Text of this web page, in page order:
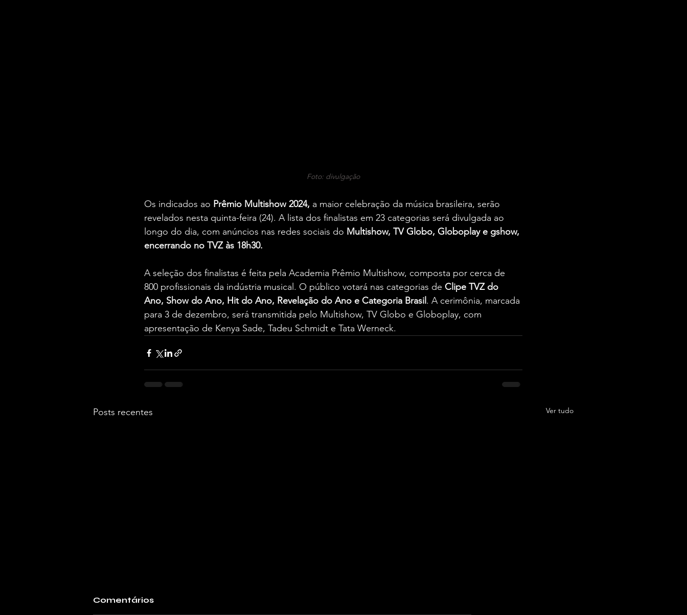
Foto: divulgação
Os indicados ao Prêmio Multishow 2024, a maior celebração da música brasileira, serão
revelados nesta quinta-feira (24). A lista dos finalistas em 23 categorias será divulgada ao
longo do dia, com anúncios nas redes sociais do Multishow, TV Globo, Globoplay e gshow,
encerrando no TVZ às 18h30.
A seleção dos finalistas é feita pela Academia Prêmio Multishow, composta por cerca de
800 profissionais da indústria musical. O público votará nas categorias de Clipe TVZ do
Ano, Show do Ano, Hit do Ano, Revelação do Ano e Categoria Brasil . A cerimônia, marcada
para 3 de dezembro, será transmitida pelo Multishow, TV Globo e Globoplay, com
apresentação de Kenya Sade, Tadeu Schmidt e Tata Werneck.
Posts recentes Ver tudo
Comentários